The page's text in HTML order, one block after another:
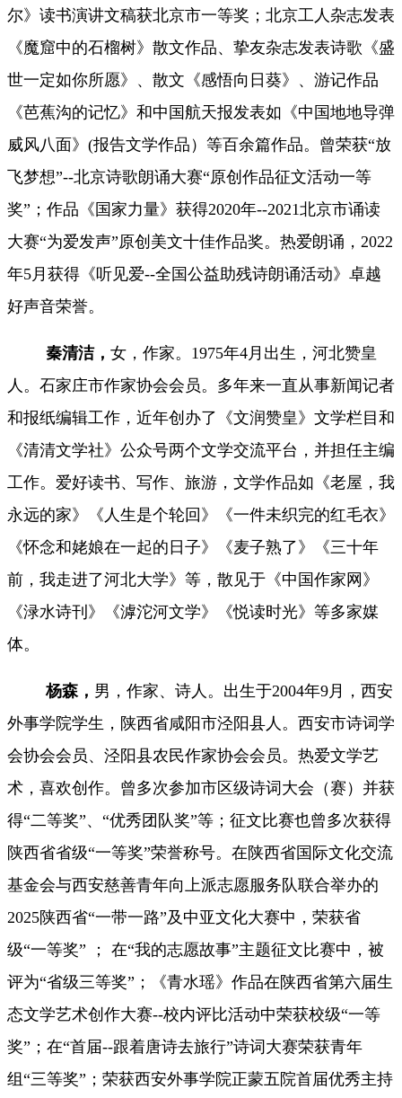
尔》读书演讲文稿获北京市一等奖；北京工人杂志发表
《魔窟中的石榴树》散文作品、挚友杂志发表诗歌《盛
世一定如你所愿》、散文《感悟向日葵》、 游记作品
《芭蕉沟的记忆》和中国航天报发表如《中国地地导弹
威风八面》 (报告文学作品）等百余篇作品。曾荣获“放
飞梦想”--北京诗歌朗诵大赛“原创作品征文活动一等
奖”；作品《国家力量》获得2020年--2021北京市诵读
大赛“为爱发声”原创美文十佳作品奖。热爱朗诵，2022
年5月获得《听见爱--全国公益助残诗朗诵活动》卓越
好声音荣誉。
秦清洁， 女，作家。1975年4月出生，河北赞皇
人。石家庄市作家协会会员。多年来一直从事新闻记者
和报纸编辑工作，近年创办了《文润赞皇》文学栏目和
《清清文学社》公众号两个文学交流平台，并担任主编
工作。爱好读书、写作、旅游，文学作品如《老屋，我
永远的家》《人生是个轮回》《一件未织完的红毛衣》
《怀念和姥娘在一起的日子》《麦子熟了》《三十年
前，我走进了河北大学》等，散见于《中国作家网》
《渌水诗刊》《滹沱河文学》《悦读时光》等多家媒
体。
杨森， 男，作家、诗人。 出生于2004年9月 ，西安
外事学院学生，陕西省咸阳市泾阳县人。西安市诗词学
会协会会员、泾阳县农民作家协会会员。 热爱文学艺
术，喜欢创作。曾多次参加市区级诗词大会（赛）并获
得“二等奖”、“优秀团队奖”等；征文比赛也曾多次获得
陕西省省级“一等奖”荣誉称号。 在陕西省国际文化交流
基金会与西安慈善青年向上派志愿服务队联合举办的
2025陕西省“一带一路”及中亚文化大赛中，荣获省
级“一等奖” ； 在“我的志愿故事”主题征文比赛中，被
评为“省级三等奖”；《青水瑶》作品在陕西省第六届生
态文学艺术创作大赛--校内评比活动中荣获校级“一等
奖” ；在“首届--跟着唐诗去旅行”诗词大赛荣获青年
组“三等奖”；荣获西安外事学院正蒙五院首届优秀主持